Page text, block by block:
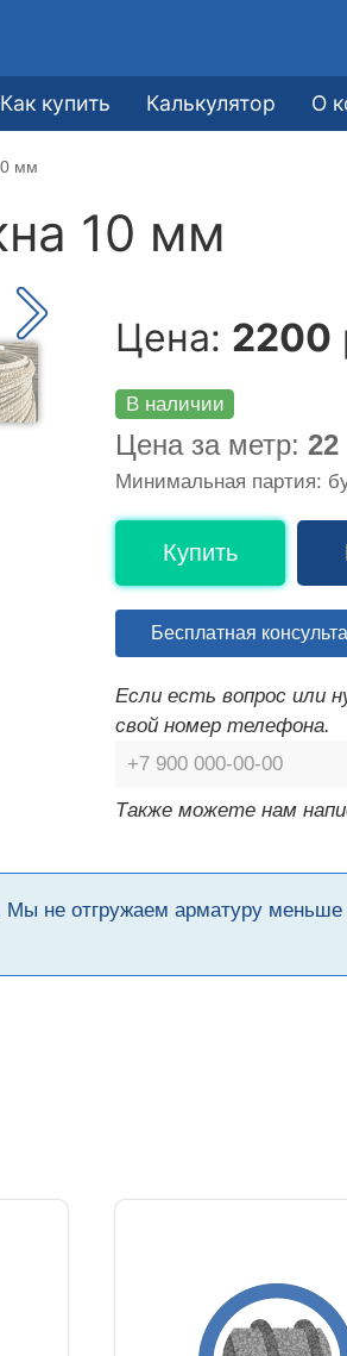
Как купить Калькулятор О
мм
10 мм
Цена: 2200
В наличии
Цена за метр: 22
Минимальная партия:
Купить
Бесплатная
Если есть вопрос или
свой номер телефона.
Также можете нам
Мы не отгружаем арматуру